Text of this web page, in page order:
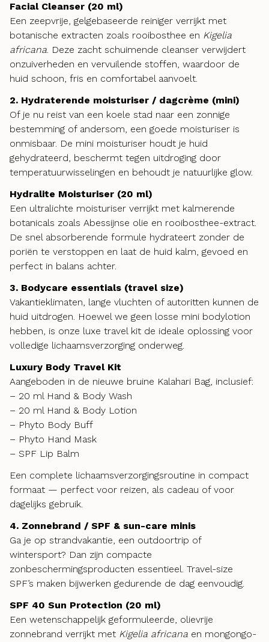
Facial Cleanser (20 ml)
Een zeepvrije, gelgebaseerde reiniger verrijkt met
botanische extracten zoals rooibosthee en Kigelia
africana. Deze zacht schuimende cleanser verwijdert
onzuiverheden en vervuilende stoffen, waardoor de
huid schoon, fris en comfortabel aanvoelt.
2. Hydraterende moisturiser / dagcrème (mini)
Of je nu reist van een koele stad naar een zonnige
bestemming of andersom, een goede moisturiser is
onmisbaar. De mini moisturiser houdt je huid
gehydrateerd, beschermt tegen uitdroging door
temperatuurwisselingen en behoudt je natuurlijke glow.
Hydralite Moisturiser (20 ml)
Een ultralichte moisturiser verrijkt met kalmerende
botanicals zoals Abessijnse olie en rooibosthee-extract.
De snel absorberende formule hydrateert zonder de
poriën te verstoppen en laat de huid kalm, gevoed en
perfect in balans achter.
3. Bodycare essentials (travel size)
Vakantieklimaten, lange vluchten of autoritten kunnen de
huid uitdrogen. Hoewel we geen losse mini bodylotion
hebben, is onze luxe travel kit de ideale oplossing voor
volledige lichaamsverzorging onderweg.
Luxury Body Travel Kit
Aangeboden in de nieuwe bruine Kalahari Bag, inclusief:
– 20 ml Hand & Body Wash
– 20 ml Hand & Body Lotion
– Phyto Body Buff
– Phyto Hand Mask
– SPF Lip Balm
Een complete lichaamsverzorgingsroutine in compact
formaat — perfect voor reizen, als cadeau of voor
dagelijks gebruik.
4. Zonnebrand / SPF & sun-care minis
Ga je op strandvakantie, een outdoortrip of
wintersport? Dan zijn compacte
zonbeschermingsproducten essentieel. Travel-size
SPF’s maken bijwerken gedurende de dag eenvoudig.
SPF 40 Sun Protection (20 ml)
Een wetenschappelijk geformuleerde, olievrije
zonnebrand verrijkt met Kigelia africana en mongongo-